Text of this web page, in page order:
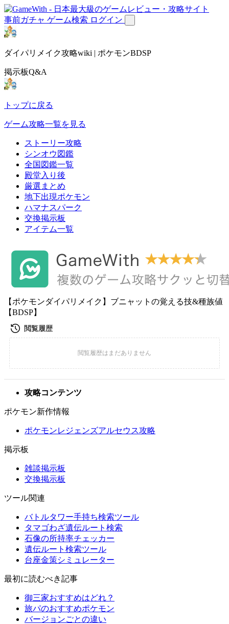
事前ガチャ ゲーム検索 ログイン
ダイパリメイク攻略wiki | ポケモンBDSP
掲示板Q&A
トップに戻る
ゲーム攻略一覧を見る
ストーリー攻略
シンオウ図鑑
全国図鑑一覧
殿堂入り後
厳選まとめ
地下出現ポケモン
ハマナスパーク
交換掲示板
アイテム一覧
【ポケモンダイパリメイク】ブニャットの覚える技&種族値
【BDSP】
攻略コンテンツ
ポケモン新作情報
ポケモンレジェンズアルセウス攻略
掲示板
雑談掲示板
交換掲示板
ツール関連
バトルタワー手持ち検索ツール
タマゴわざ遺伝ルート検索
石像の所持率チェッカー
遺伝ルート検索ツール
台座金策シミュレーター
最初に読むべき記事
御三家おすすめはどれ？
旅パのおすすめポケモン
バージョンごとの違い